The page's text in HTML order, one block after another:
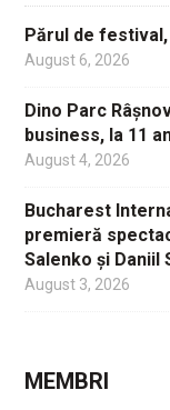
Părul de
August 6, 2026
Dino Parc
business, la 11
August 4, 2026
Bucharest
premieră
Salenko și Daniil
August 3, 2026
MEMBRI